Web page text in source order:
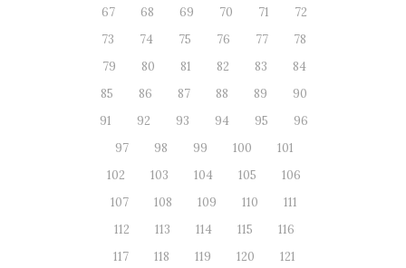
67
68 69 70 71
72
73
74 75 76 77
78
79
80 81 82 83
84
85
86 87 88 89
90
91
92 93 94 95
96
97
98 99 100
101
102
103 104 105
106
107
108 109 110
111
112
113 114 115
116
117
118 119 120
121